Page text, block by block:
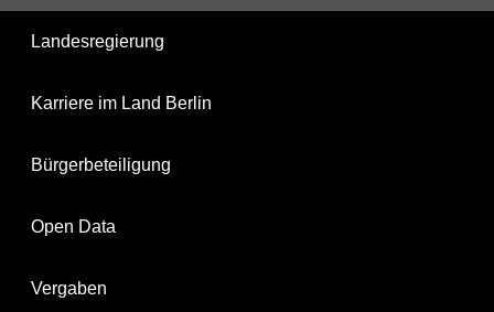
Landesregierung
Karriere im Land Berlin
Bürgerbeteiligung
Open Data
Vergaben